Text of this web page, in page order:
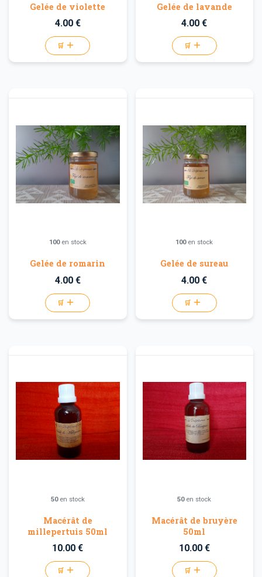
Gelée de violette
4.00 €
🛒
Gelée de lavande
4.00 €
🛒
100en stock
Gelée de romarin
4.00 €
🛒
100en stock
Gelée de sureau
4.00 €
🛒
50en stock
Macérât de
millepertuis 50ml
10.00 €
🛒
50en stock
Macérât de bruyère
50ml
10.00 €
🛒